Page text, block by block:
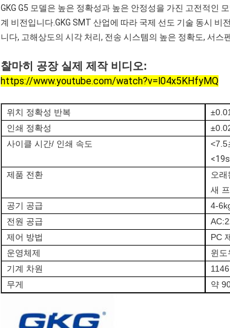
GKG G5 모델은 높은 정확성과 높은 안정성을 가진 고전적인
계 비전입니다.GKG SMT 산업에 따라 국제 선도 기술 동시
니다, 고해상도의 시각 처리, 전송 시스템의 높은 정확도, 서스
찰마히 공장 실제 제작 비디오:
https://www.youtube.com/watch?v=l04x5KHfyMQ
위치 정확성 반복
인쇄 정확성
사이클 시간/ 인쇄 속도
<7.5
제품 전환
오래
새
공기 공급
4-
전원 공급
제어 방법
PC
운영체제
윈도
기계 차원
무게
약